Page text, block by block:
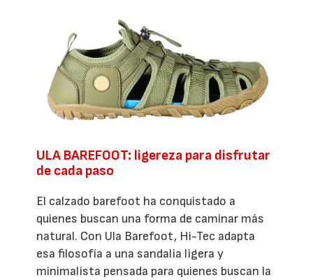
ULA BAREFOOT: ligereza para disfrutar
de cada paso
El calzado barefoot ha conquistado a
quienes buscan una forma de caminar más
natural. Con Ula Barefoot, Hi-Tec adapta
esa filosofía a una sandalia ligera y
minimalista pensada para quienes buscan la